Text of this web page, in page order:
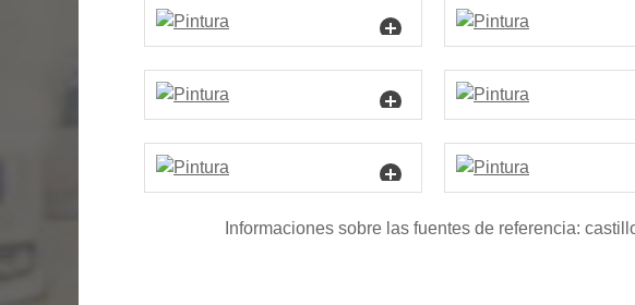
Informaciones sobre las fuentes de referencia: